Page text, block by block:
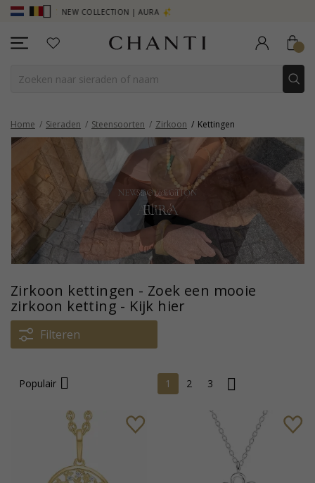
SAVE 50% ON ELINÉ
Home Sieraden Steensoorten Zirkoon Kettingen
Zirkoon kettingen - Zoek een mooie
zirkoon ketting - Kijk hier
Filteren
Populair 1 2 3